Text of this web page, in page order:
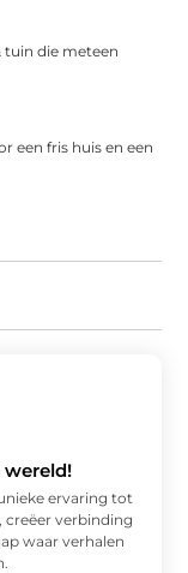
tuin die meteen
een fris huis en een
wereld!
ervaring tot
creëer verbinding
waar verhalen